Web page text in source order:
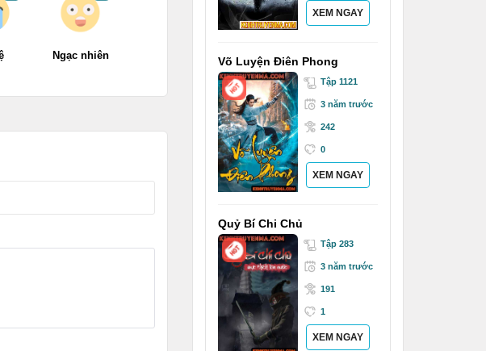
Ngạc nhiên
XEM NGAY
Võ Luyện Điên Phong
Tập 1121
3 năm trước
242
0
XEM NGAY
Quỷ Bí Chi Chủ
Tập 283
3 năm trước
191
1
XEM NGAY